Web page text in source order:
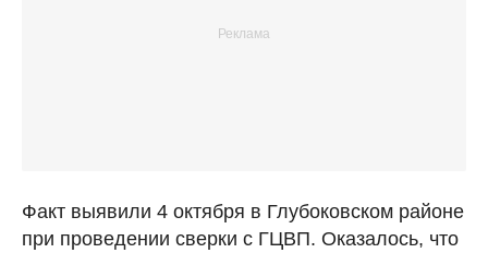
Факт выявили 4 октября в Глубоковском районе
при проведении сверки с ГЦВП. Оказалось, что